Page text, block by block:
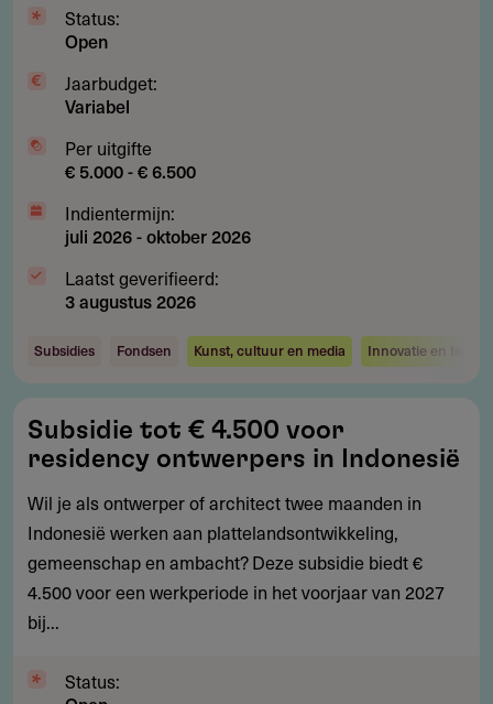
Hongkong
Status:
Open
Jaarbudget:
Variabel
Per uitgifte
€ 5.000 - € 6.500
Indientermijn:
juli 2026-oktober 2026
Laatst geverifieerd:
3 augustus 2026
Subsidies Fondsen Kunst, cultuur en media Innovatie en
tot
€
4.500
voor
residency
ontwerpers
in
Subsidie tot € 4.500 voor
residency ontwerpers in Indonesië
Wil je als ontwerper of architect twee maanden in
Indonesië werken aan plattelandsontwikkeling,
gemeenschap en ambacht? Deze subsidie biedt €
4.500 voor een werkperiode in het voorjaar van 2027
bij...
Status: